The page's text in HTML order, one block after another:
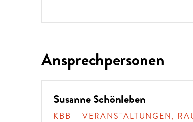
ALTE MUSIK BIS
?
Ansprechpersonen
Susanne Schönleben
KBB – VERANSTALTUNGEN,